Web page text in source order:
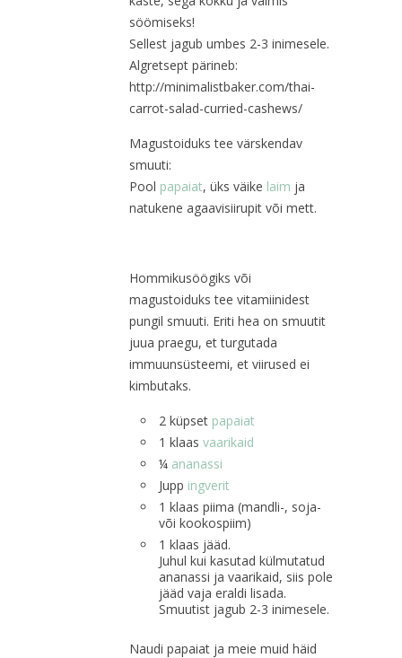
söömiseks!
Sellest jagub umbes 2-3 inimesele.
Algretsept pärineb:
http://minimalistbaker.com/thai-
carrot-salad-curried-cashews/
Magustoiduks tee värskendav
smuuti:
Pool papaiat, üks väike laim ja
natukene agaavisiirupit või mett.
Hommikusöögiks või
magustoiduks tee vitamiinidest
pungil smuuti. Eriti hea on smuutit
juua praegu, et turgutada
immuunsüsteemi, et viirused ei
kimbutaks.
2 küpset papaiat
1 klaas vaarikaid
¼ ananassi
Jupp ingverit
1 klaas piima (mandli-, soja-
või kookospiim)
1 klaas jääd.
Juhul kui kasutad külmutatud
ananassi ja vaarikaid, siis pole
jääd vaja eraldi lisada.
Smuutist jagub 2-3 inimesele.
Naudi papaiat ja meie muid häid